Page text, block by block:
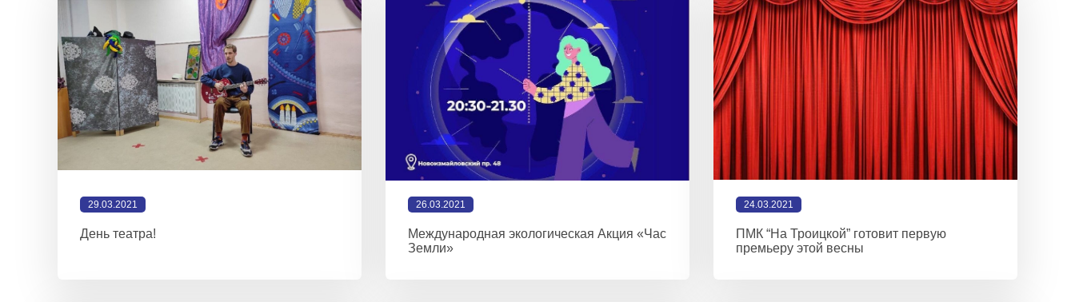
День театра!
29.03.2021
Международная экологическая Акция «Час
Земли»
26.03.2021
ПМК “На Троицкой” готовит первую
премьеру этой весны
24.03.2021